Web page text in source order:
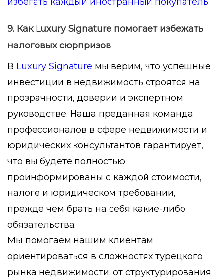
9. Как Luxury Signature помогает избежать
налоговых сюрпризов
В Luxury Signature мы верим, что успешные
инвестиции в недвижимость строятся на
прозрачности, доверии и экспертном
руководстве. Наша преданная команда
профессионалов в сфере недвижимости и
юридических консультантов гарантирует,
что вы будете полностью
проинформированы о каждой стоимости,
налоге и юридическом требовании,
прежде чем брать на себя какие-либо
обязательства.
Мы помогаем нашим клиентам
ориентироваться в сложностях турецкого
рынка недвижимости: от структурирования